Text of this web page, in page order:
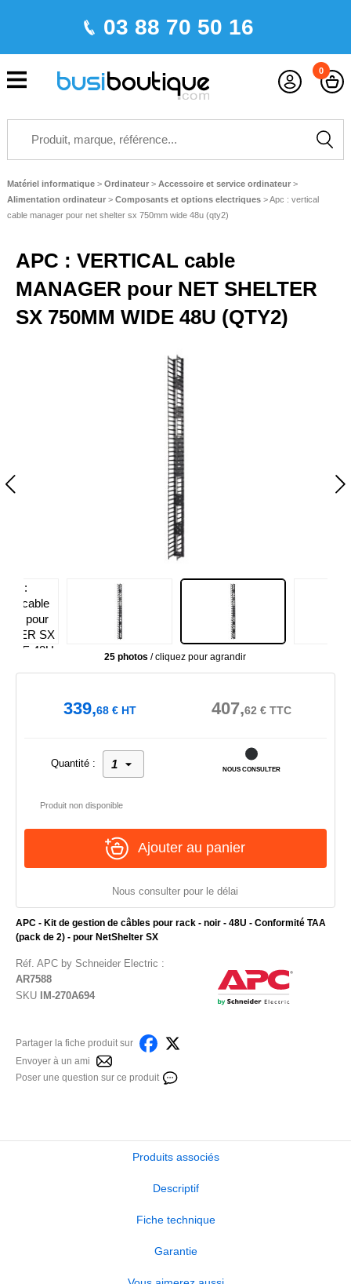
03 88 70 50 16
0
Matériel informatique > Ordinateur > Accessoire et service ordinateur >
Alimentation ordinateur > Composants et options electriques>Apc : vertical
cable manager pour net shelter sx 750mm wide 48u (qty2)
APC : VERTICAL cable
MANAGER pour NET SHELTER
SX 750MM WIDE 48U (QTY2)
25 photos / cliquez pour agrandir
APC - Kit de gestion de câbles pour rack - noir - 48U - Conformité TAA
(pack de 2) - pour NetShelter SX
Réf. APC by Schneider Electric :
AR7588
SKU
IM-270A694
Partager la fiche produit sur
Envoyer à un ami
Poser une question sur ce produit
339,68€HT 407,62 €TTC
Quantité :
NOUS CONSULTER
Produit non disponible
Ajouter au panier
Nous consulter pour le délai
Produits associés
Descriptif
Fiche technique
Garantie